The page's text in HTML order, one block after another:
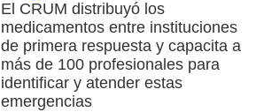
El CRUM distribuyó los
medicamentos entre instituciones
de primera respuesta y capacita a
más de 100 profesionales para
identificar y atender estas
emergencias